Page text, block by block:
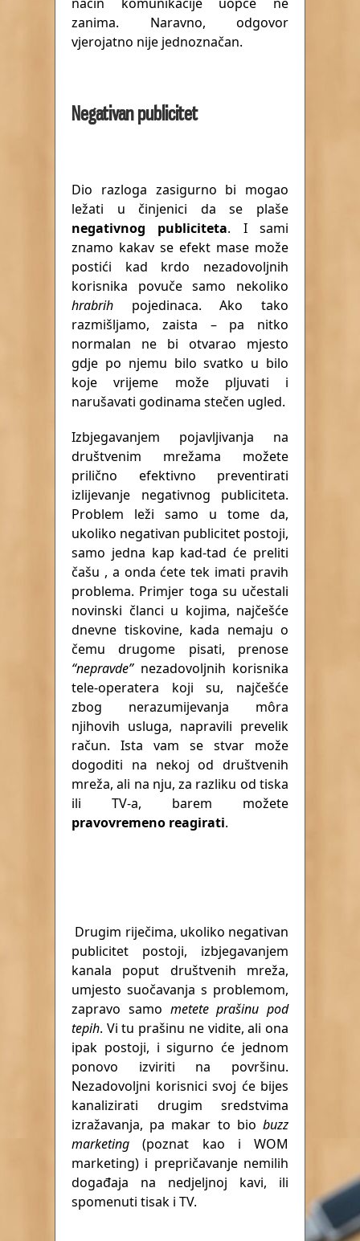
zanima. Naravno, odgovor
vjerojatno nije jednoznačan.
Negativan publicitet
Dio razloga zasigurno bi mogao
ležati u činjenici da se plaše
negativnog publiciteta. I sami
znamo kakav se efekt mase može
postići kad krdo nezadovoljnih
korisnika povuče samo nekoliko
hrabrih pojedinaca. Ako tako
razmišljamo, zaista – pa nitko
normalan ne bi otvarao mjesto
gdje po njemu bilo svatko u bilo
koje vrijeme može pljuvati i
narušavati godinama stečen ugled.
Izbjegavanjem pojavljivanja na
društvenim mrežama možete
prilično efektivno preventirati
izlijevanje negativnog publiciteta.
Problem leži samo u tome da,
ukoliko negativan publicitet postoji,
samo jedna kap kad-tad će preliti
čašu , a onda ćete tek imati pravih
problema. Primjer toga su učestali
novinski članci u kojima, najčešće
dnevne tiskovine, kada nemaju o
čemu drugome pisati, prenose
“nepravde”nezadovoljnih korisnika
tele-operatera koji su, najčešće
zbog nerazumijevanja môra
njihovih usluga, napravili prevelik
račun. Ista vam se stvar može
dogoditi na nekoj od društvenih
mreža, ali na nju, za razliku od tiska
ili TV-a, barem možete
pravovremeno reagirati.
Drugim riječima, ukoliko negativan
publicitet postoji, izbjegavanjem
kanala poput društvenih mreža,
umjesto suočavanja s problemom,
zapravo samo metete prašinu pod
tepih. Vi tu prašinu ne vidite, ali ona
ipak postoji, i sigurno će jednom
ponovo izviriti na površinu.
Nezadovoljni korisnici svoj će bijes
kanalizirati drugim sredstvima
izražavanja, pa makar to bio buzz
marketing (poznat kao i WOM
marketing) i prepričavanje nemilih
događaja na nedjeljnoj kavi, ili
spomenuti tisak i TV.